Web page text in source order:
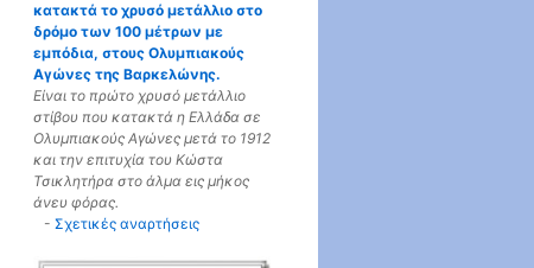
κατακτά το χρυσό μετάλλιο στο
δρόμο των 100 μέτρων με
εμπόδια, στους Ολυμπιακούς
Αγώνες της Βαρκελώνης.
Είναι το πρώτο χρυσό μετάλλιο
στίβου που κατακτά η Ελλάδα σε
Ολυμπιακούς Αγώνες μετά το 1912
και την επιτυχία του Κώστα
Τσικλητήρα στο άλμα εις μήκος
άνευ φόρας.
- Σχετικές αναρτήσεις